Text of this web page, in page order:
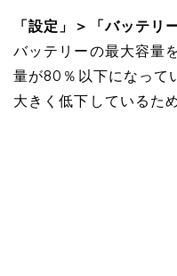
「設定」＞「バッテリ
バッテリーの最大容量
量が80％以下になって
大きく低下しているた